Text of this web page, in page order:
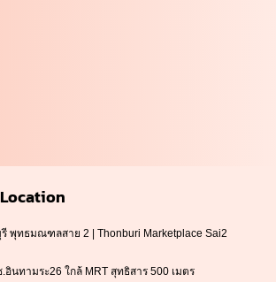
พุทธมณฑลสาย 2 | Thonburi Marketplace Sai2
นทามระ26 ใกล้ MRT สุทธิสาร 500 เมตร